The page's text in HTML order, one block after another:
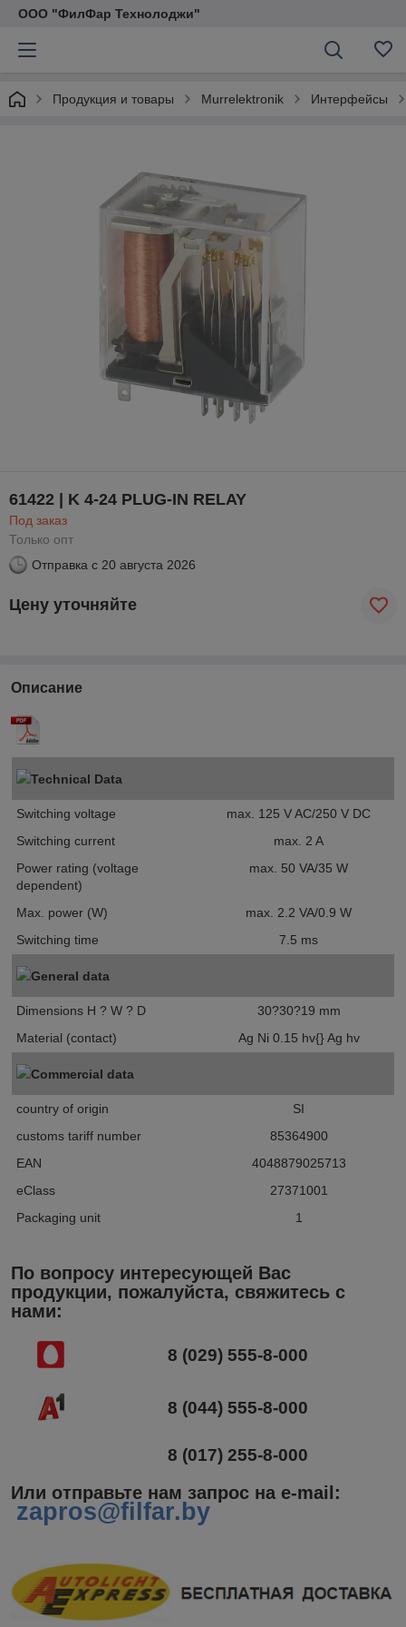
ООО "ФилФар Технолоджи"
Продукция и товары Murrelektronik Интерфейсы
61422 | K 4-24 PLUG-IN RELAY
Под заказ
Только опт
Отправка с 20 августа 2026
Цену уточняйте
Описание
Technical Data
Switching voltage
max. 125 V AC/250 V DC
Switching current
max. 2 A
Power rating (voltage
dependent)
max. 50 VA/35 W
Max. power (W)
max. 2.2 VA/0.9 W
Switching time
7.5 ms
General data
Dimensions H ? W ? D
30?30?19 mm
Material (contact)
Ag Ni 0.15 hv{} Ag hv
Commercial data
country of origin
SI
customs tariff number
85364900
EAN
4048879025713
eClass
27371001
Packaging unit
1
По вопросу интересующей Вас
продукции, пожалуйста, свяжитесь с
нами:
8 (029) 555-8-000
8 (044) 555-8-000
8 (017) 255-8-000
Или отправьте нам запрос на e-mail :
zapros@filfar.by